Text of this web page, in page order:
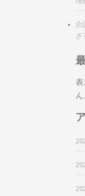
介
ざ
表
ん